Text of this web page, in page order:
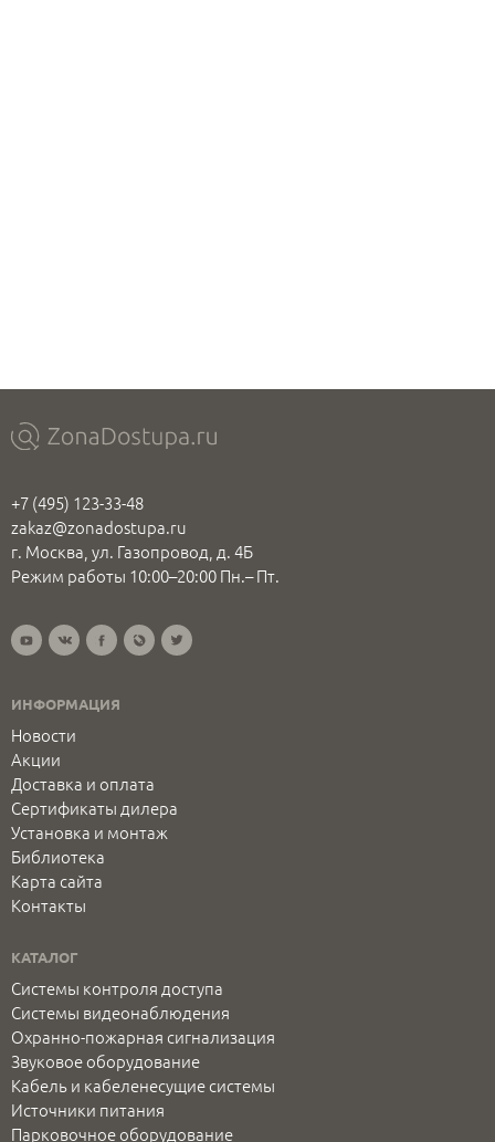
+7 (495) 123-33-48
zakaz@zonadostupa.ru
г. Москва, ул. Газопровод, д. 4Б
Режим работы 10:00–20:00 Пн.– Пт.
ИНФОРМАЦИЯ
Новости
Акции
Доставка и оплата
Сертификаты дилера
Установка и монтаж
Библиотека
Карта сайта
Контакты
КАТАЛОГ
Системы контроля доступа
Системы видеонаблюдения
Охранно-пожарная сигнализация
Звуковое оборудование
Кабель и кабеленесущие системы
Источники питания
Парковочное оборудование